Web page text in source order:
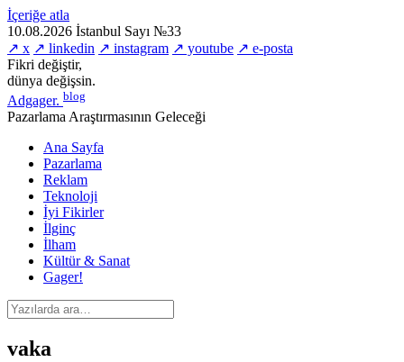
İçeriğe atla
10.08.2026 İstanbul Sayı №33
↗ x ↗ linkedin ↗ instagram ↗ youtube ↗ e-posta
Fikri değiştir,
dünya değişsin.
Adgager. blog
Pazarlama Araştırmasının Geleceği
Ana Sayfa
Pazarlama
Reklam
Teknoloji
İyi Fikirler
İlginç
İlham
Kültür & Sanat
Gager!
vaka